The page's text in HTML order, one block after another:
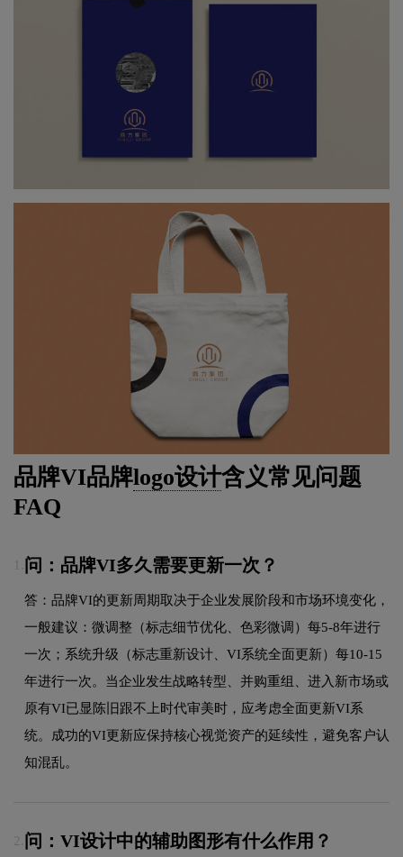
品牌VI品牌logo设计含义常见问题
FAQ
问：品牌VI多久需要更新一次？
答：品牌VI的更新周期取决于企业发展阶段和市场环境变化，
一般建议：微调整（标志细节优化、色彩微调）每5-8年进行
一次；系统升级（标志重新设计、VI系统全面更新）每10-15
年进行一次。当企业发生战略转型、并购重组、进入新市场或
原有VI已显陈旧跟不上时代审美时，应考虑全面更新VI系
统。成功的VI更新应保持核心视觉资产的延续性，避免客户认
知混乱。
2. 问：VI设计中的辅助图形有什么作用？